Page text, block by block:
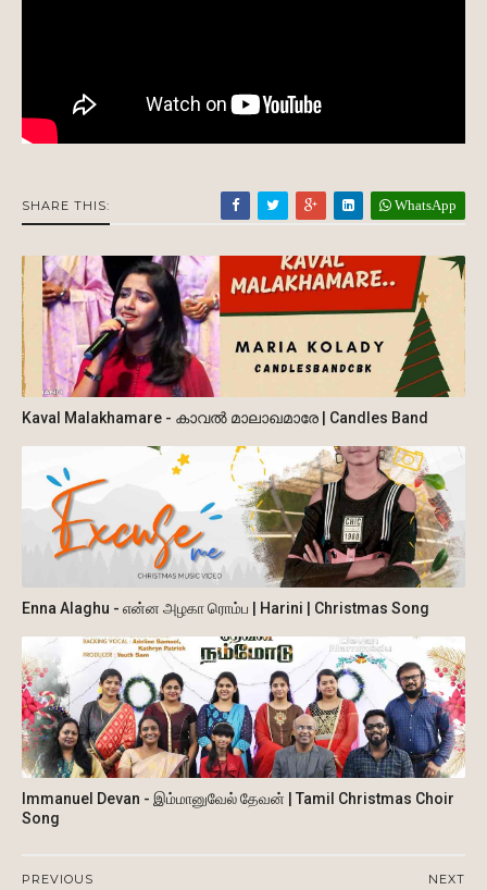
SHARE THIS: WhatsApp
Kaval Malakhamare - കാവല്‍ മാലാഖമാരേ | Candles Band
Enna Alaghu - என்ன அழகா ரொம்ப | Harini | Christmas Song
Immanuel Devan - இம்மானுவேல் தேவன் | Tamil Christmas Choir
Song
NEXT
PREVIOUS